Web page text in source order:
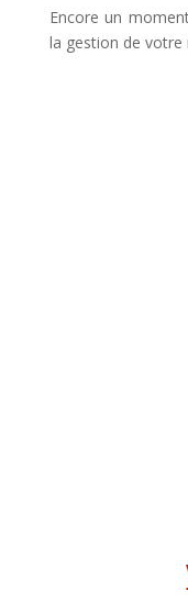
Encore un
la gestion de votre